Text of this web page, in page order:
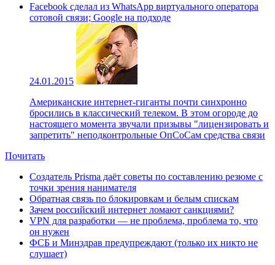
Facebook сделал из WhatsApp виртуального оператора
сотовой связи; Google на подходе
24.01.2015
Американские интернет-гиганты почти синхронно
бросились в классический телеком. В этом огороде до
настоящего момента звучали призывы "лицензировать и
запретить" неподконтрольные ОпСоСам средства связи
Почитать
Создатель Prisma даёт советы по составлению резюме с
точки зрения нанимателя
Обратная связь по блокировкам и белым спискам
Зачем российский интернет ломают санкциями?
VPN для разработки — не проблема, проблема то, что
он нужен
ФСБ и Минздрав предупреждают (только их никто не
слушает)